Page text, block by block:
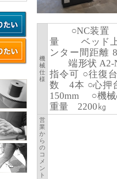
機
械
仕
様
○NC装置
量 ベッド上
ンター間距
端形状 A2-
指令可 ○往
数 4本 ○心
150mm ○機
重量 2200
営
業
か
ら
の
コ
メ
ン
ト